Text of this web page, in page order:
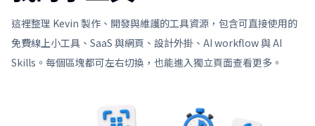
這裡整理 Kevin 製作、開發與維護的工具資源，包含可直接使用的
免費線上小工具、SaaS 與網頁、設計外掛、AI workflow 與 AI
Skills。每個區塊都可左右切換，也能進入獨立頁面查看更多。